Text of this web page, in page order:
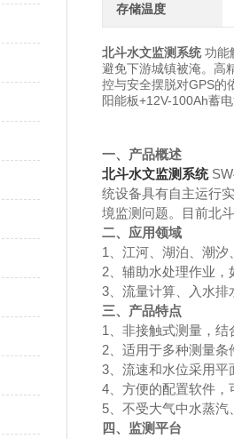
存储温度
北斗水文监测系统功能
避免下游城镇被淹。高
控与安全摆脱对GPS的
阳能板+12V-100Ah蓄
一、产品概述
北斗水文监测系统
统设备具有自主运行
境监测问题。目前北斗
二、应用领域
1、江河、湖泊、潮
2、辅助水处理作业
3、流量计算、入水排
三、产品特点
1、非接触式测量，
2、适用于多种测量
3、流速和水位采用
4、方便的配置软件
5、不受大气中水蒸
四、监测平台